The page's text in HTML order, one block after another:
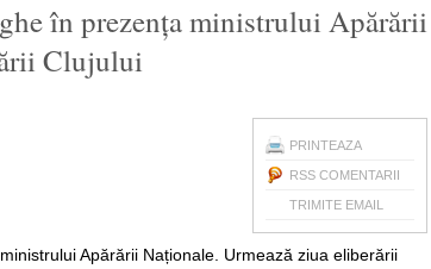
în prezența ministrului Apărării
Clujului
PRINTEAZA
RSS COMENTARII
TRIMITE EMAIL